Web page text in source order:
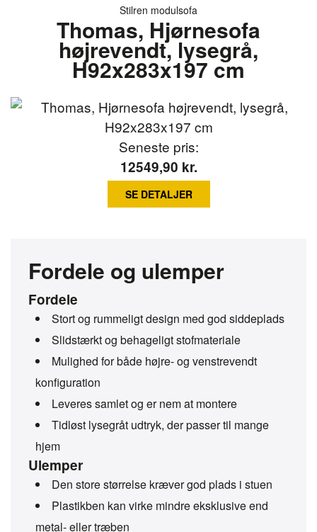
Stilren modulsofa
Thomas, Hjørnesofa
højrevendt, lysegrå,
H92x283x197 cm
Fordele og ulemper
Fordele
Stort og rummeligt design med god siddeplads
Slidstærkt og behageligt stofmateriale
Mulighed for både højre- og venstrevendt
konfiguration
Leveres samlet og er nem at montere
Tidløst lysegråt udtryk, der passer til mange
hjem
Ulemper
Den store størrelse kræver god plads i stuen
Plastikben kan virke mindre eksklusive end
metal- eller træben
Seneste pris:
12549,90 kr.
SE DETALJER